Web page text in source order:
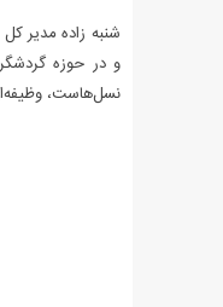
نسل‌هاست،